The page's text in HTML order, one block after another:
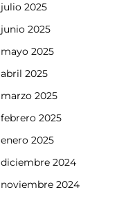
julio 2025
junio 2025
mayo 2025
abril 2025
marzo 2025
febrero 2025
enero 2025
diciembre 2024
noviembre 2024